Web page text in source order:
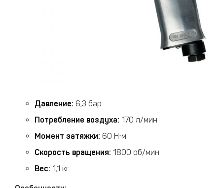
Давление: 6,3 бар
Потребление воздуха: 170 л/мин
Момент затяжки: 60 Н⋅м
Скорость вращения: 1800 об/мин
Вес: 1,1 кг